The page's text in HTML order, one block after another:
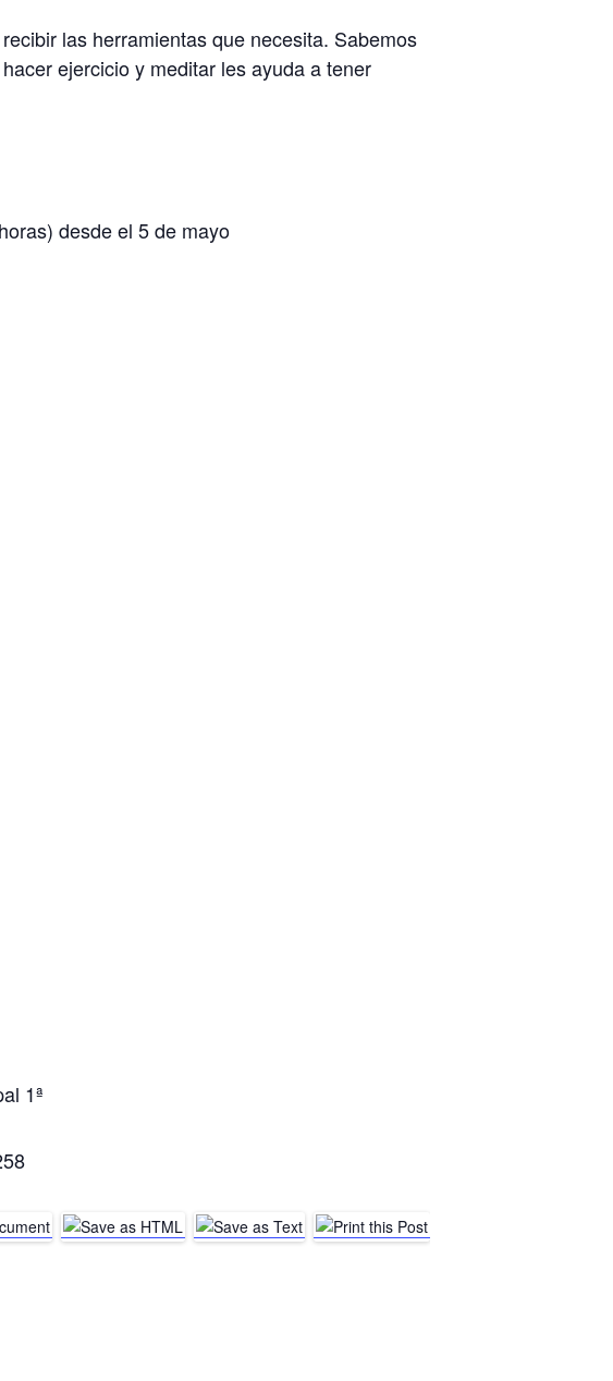
las herramientas que necesita. Sabemos
ejercicio y meditar les ayuda a tener
desde el 5 de mayo
1ª